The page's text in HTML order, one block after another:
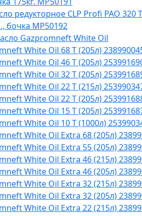
редукторное CLP Profi PAO 320
бочка МР50192
Gazpromneft White Oil
White Oil 68 T (205л)
White Oil 46 T (205л)
White Oil 32 T (205л)
White Oil 22 T (215л)
White Oil 22 T (205л)
White Oil 15 T (205л)
White Oil 10 T (1000л)
White Oil Extra 68 (205л)
White Oil Extra 55 (205л)
White Oil Extra 46 (215л)
White Oil Extra 46 (205л)
White Oil Extra 32 (215л)
White Oil Extra 32 (205л)
White Oil Extra 22 (215л)